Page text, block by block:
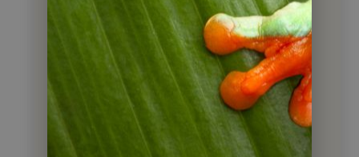
erfahren?
Argentinien Belize
Brasilien Chile
Costa Rica Ecuador